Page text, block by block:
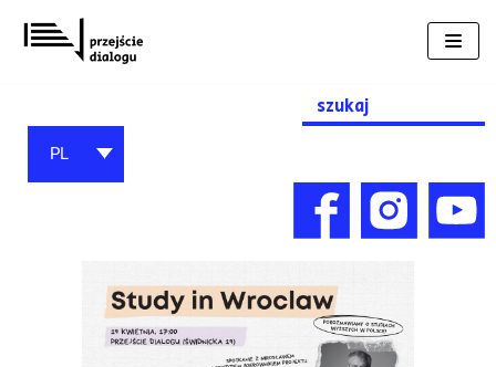
Przejdź
do
Search
for:
PL